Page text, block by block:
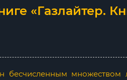
«Газлайтер.
бесчисленным